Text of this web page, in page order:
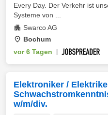
Every Day. Der Verkehr ist
Systeme von ...
Swarco AG
Bochum
vor 6 Tagen
Elektroniker /
w/m/div.